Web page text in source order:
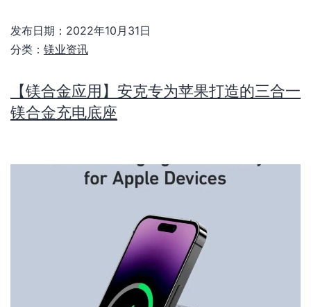
发布日期： 2022年10月31日
分类： 镁业资讯
【镁合金应用】安克专为苹果打造的三合一
镁合金充电底座